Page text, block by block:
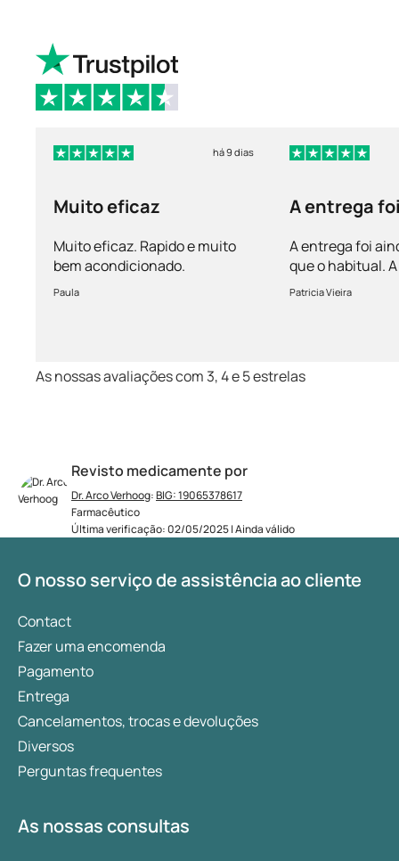
Revisto medicamente por
Dr. Arco Verhoog:BIG: 19065378617
Farmacêutico
Última verificação: 02/05/2025 | Ainda válido
há 9 dias
Muito eficaz
Muito eficaz. Rapido e muito
bem acondicionado.
Paula
A entrega
A entrega foi
que o habitual.
vem bem
Patricia Vieira
As nossas avaliações com 3, 4 e 5 estrelas
O nosso serviço de assistência ao cliente
Contact
Fazer uma encomenda
Pagamento
Entrega
Cancelamentos, trocas e devoluções
Diversos
Perguntas frequentes
As nossas consultas